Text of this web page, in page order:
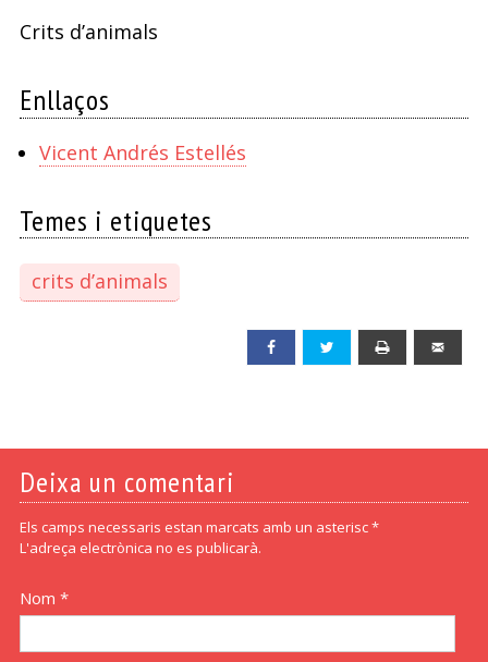
Crits d’animals
Enllaços
Vicent Andrés Estellés
Temes i etiquetes
crits d’animals
Facebook Twitter
Deixa un comentari
Els camps necessaris estan marcats amb un asterisc *
L'adreça electrònica no es publicarà.
Nom *